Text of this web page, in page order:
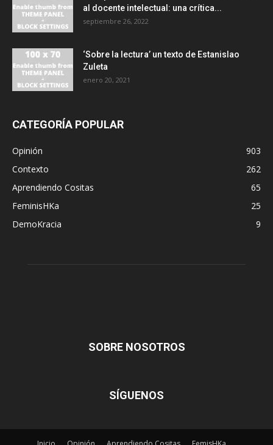
al docente intelectual: una crítica...
septiembre 26, 2022
‘Sobre la lectura’ un texto de Estanislao
Zuleta
enero 20, 2021
CATEGORÍA POPULAR
Opinión
903
Contexto
262
Aprendiendo Cositas
65
FeminisHKa
25
DemoKracia
9
SOBRE NOSOTROS
SÍGUENOS